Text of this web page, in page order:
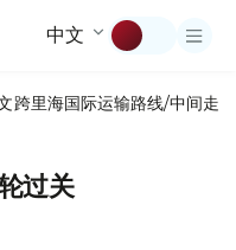
中文
跨里海国际运输路线/中间走廊
过关